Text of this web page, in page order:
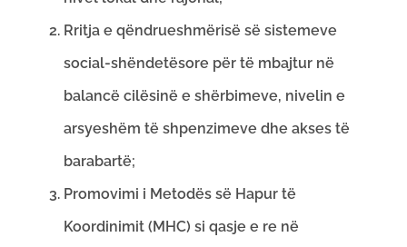
Rritja e qëndrueshmërisë së sistemeve
social-shëndetësore për të mbajtur në
balancë cilësinë e shërbimeve, nivelin e
arsyeshëm të shpenzimeve dhe akses të
barabartë;
Promovimi i Metodës së Hapur të
Koordinimit (MHC) si qasje e re në